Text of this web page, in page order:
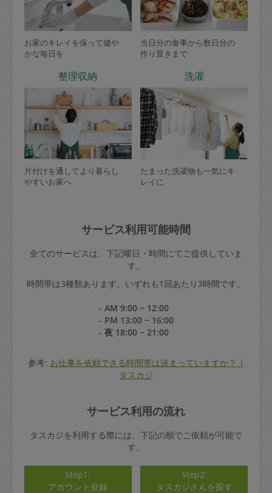
お家のキレイを保って健や
かな毎日を
当日分の食事から数日分の
作り置きまで
整理収納
片付けを通してより暮らし
やすいお家へ
洗濯
たまった洗濯物も一気にキ
レイに
サービス利用可能時間
全てのサービスは、下記曜日・時間にてご提供していま
す。
時間帯は3種類あります。いずれも1回あたり3時間です。
- AM 9:00 ~ 12:00
- PM 13:00 ~ 16:00
- 夜 18:00 ~ 21:00
参考: お仕事を依頼できる時間帯は決まっていますか？ |
タスカジ
サービス利用の流れ
タスカジを利用する際には、下記の順でご依頼が可能で
す。
Step1:
アカウント登録
Step2:
タスカジさんを探す